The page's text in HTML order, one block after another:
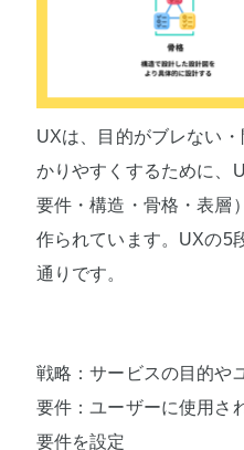
UXは、目的がブレない
かりやすくするために、
要件・構造・骨格・表層
作られています。UXの5
通りです。
戦略：サービスの目的や
要件：ユーザーに使用さ
要件を設定